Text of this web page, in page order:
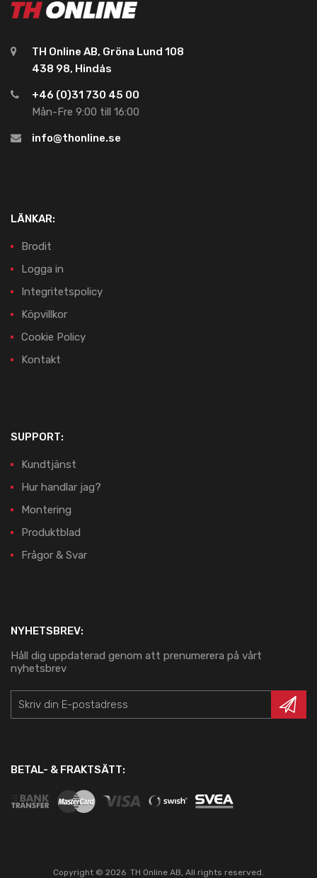
TH Online AB, Gröna Lund 108
438 98, Hindås
+46 (0)31 730 45 00
Mån-Fre 9:00 till 16:00
info@thonline.se
LÄNKAR:
Brodit
Logga in
Integritetspolicy
Köpvillkor
Cookie Policy
Kontakt
SUPPORT:
Kundtjänst
Hur handlar jag?
Montering
Produktblad
Frågor & Svar
NYHETSBREV:
Håll dig uppdaterad genom att prenumerera på vårt
nyhetsbrev
BETAL- & FRAKTSÄTT:
Copyright © 2026 TH Online AB, All rights reserved.